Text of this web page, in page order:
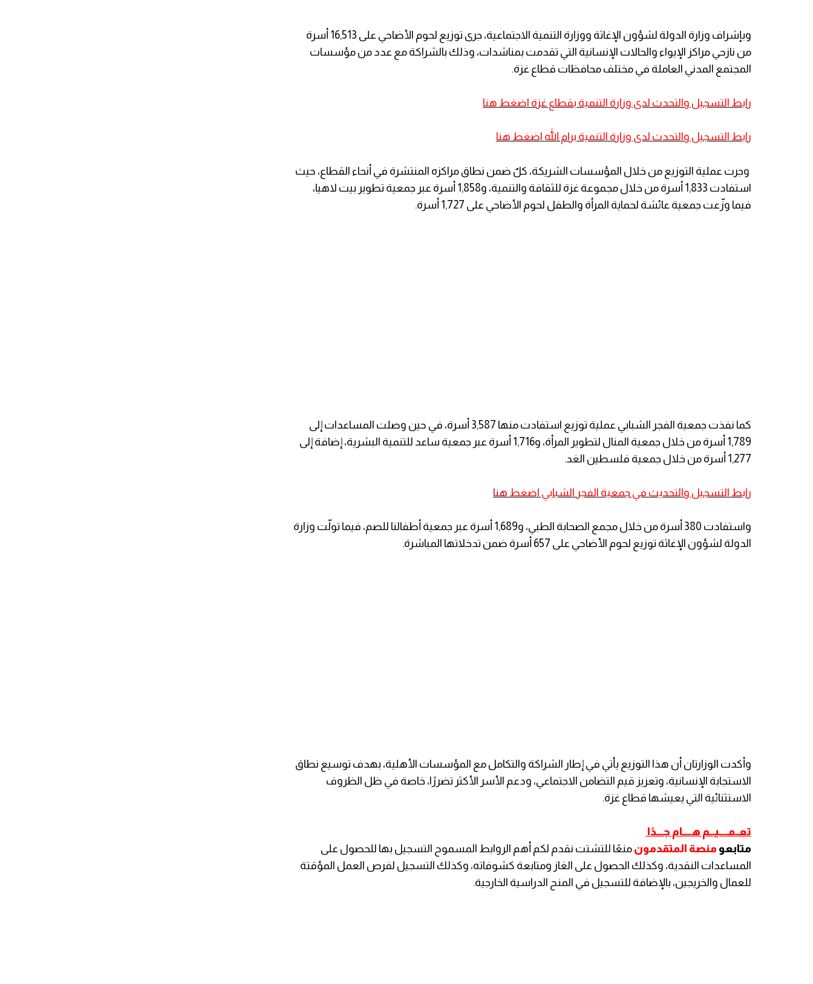
وبإشراف وزارة الدولة لشؤون الإغاثة ووزارة التنمية الاجتماعية، جرى توزيع لحوم الأضاحي على 16,513 أسرة
من نازحي مراكز الإيواء والحالات الإنسانية التي تقدمت بمناشدات، وذلك بالشراكة مع عدد من مؤسسات
المجتمع المدني العاملة في مختلف محافظات قطاع غزة.
رابط التسجيل والتحدث لدى وزارة التنمية بقطاع غزة اضغط هنا
رابط التسجيل والتحدث لدى وزارة التنمية برام الله اضغط هنا
وجرت عملية التوزيع من خلال المؤسسات الشريكة، كلٌ ضمن نطاق مراكزه المنتشرة في أنحاء القطاع، حيث
استفادت 1,833 أسرة من خلال مجموعة غزة للثقافة والتنمية، و1,858 أسرة عبر جمعية تطوير بيت لاهيا،
فيما وزّعت جمعية عائشة لحماية المرأة والطفل لحوم الأضاحي على 1,727 أسرة.
كما نفذت جمعية الفجر الشبابي عملية توزيع استفادت منها 3,587 أسرة، في حين وصلت المساعدات إلى
1,789 أسرة من خلال جمعية المنال لتطوير المرأة، و1,716 أسرة عبر جمعية ساعد للتنمية البشرية، إضافة إلى
1,277 أسرة من خلال جمعية فلسطين الغد.
رابط التسجيل والتحديث في جمعية الفجر الشبابي اضغط هنا
واستفادت 380 أسرة من خلال مجمع الصحابة الطبي، و1,689 أسرة عبر جمعية أطفالنا للصم، فيما تولّت وزارة
الدولة لشؤون الإغاثة توزيع لحوم الأضاحي على 657 أسرة ضمن تدخلاتها المباشرة.
وأكدت الوزارتان أن هذا التوزيع يأتي في إطار الشراكة والتكامل مع المؤسسات الأهلية، بهدف توسيع نطاق
الاستجابة الإنسانية، وتعزيز قيم التضامن الاجتماعي، ودعم الأسر الأكثر تضررًا، خاصة في ظل الظروف
الاستثنائية التي يعيشها قطاع غزة.
تعــمـــــيـــم هـــــام جــــدًا
متابعو منصة المتقدمون منعًا للتشتت نقدم لكم أهم الروابط المسموح التسجيل بها للحصول على
المساعدات النقدية، وكذلك الحصول على الغاز ومتابعة كشوفاته، وكذلك التسجيل لفرص العمل المؤقتة
للعمال والخريجين، بالإضافة للتسجيل في المنح الدراسية الخارجية.